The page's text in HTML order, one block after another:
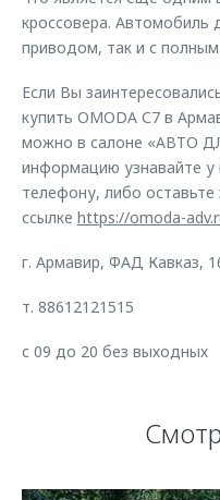
кроссовера. Автомобиль
приводом, так и с
Если Вы
купить OMODA С7 в
можно в салоне «АВТО
информацию узнавайте
телефону, либо
ссылке https://omoda-
г. Армавир, ФАД Кавказ,
т. 88612121515
с 09 до 20 без выходных